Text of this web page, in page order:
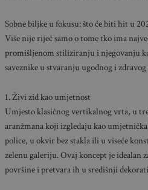
Sobne biljke u fokusu: što će biti hit u
Više nije riječ samo o tome tko ima
promišljenom stiliziranju i njegovanju
saveznike u stvaranju ugodnog i
1. Živi zid kao umjetnost
Umjesto klasičnog vertikalnog vrta, u
aranžmana koji izgledaju kao
police, u okvir bez stakla ili u viseće
zelenu galeriju. Ovaj koncept je idealan
površine i pretvara ih u središnji